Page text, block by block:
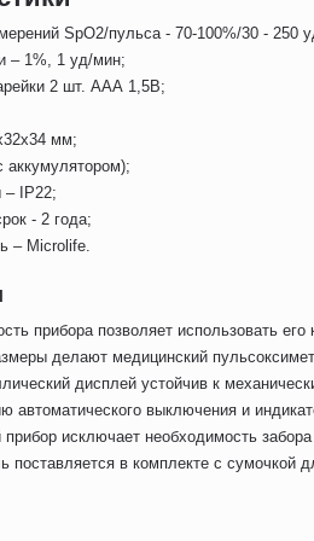
SpO2/пульса - 70-100%/30 - 250
– 1%, 1 уд/мин;
2 шт. ААА 1,5В;
мм;
аккумулятором);
– IP22;
- 2 года;
– Microlife.
прибора позволяет использовать
делают медицинский
дисплей устойчив к
автоматического выключения и
прибор исключает необходимость
поставляется в комплекте с сумочкой